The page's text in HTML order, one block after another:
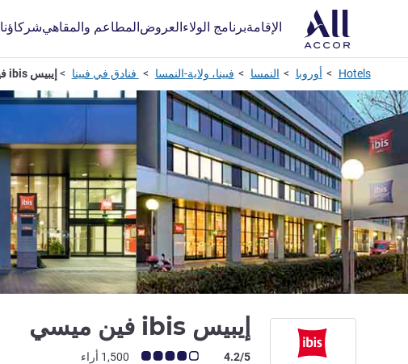
الإقامةبرنامج الولاءالعروضالمطاعم والمقاهيشركاؤنا
Hotels أوروبا النمسا فيينا، ولاية-النمسا فنادق في فيينا إيبيس ibis فين ميسي
إيبيس ibis فين ميسي
ملاحظة أراء العملاء (رأي ALL)
4.2/5 1,500 أراء